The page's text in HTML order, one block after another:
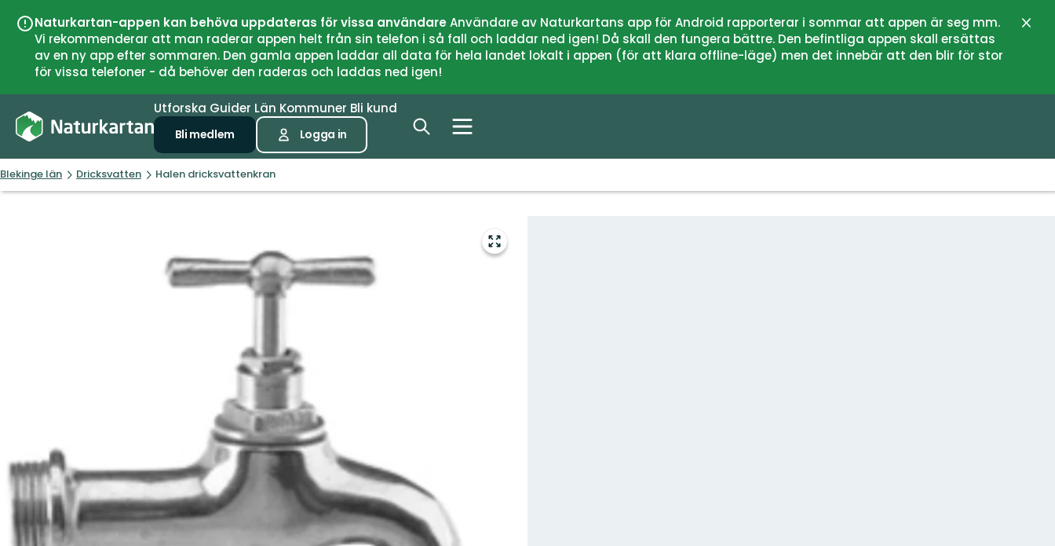
Naturkartan-appen kan behöva uppdateras för vissa användareAnvändare av Naturkartans app för Android rapporterar i sommar att appen är seg mm.
Vi rekommenderar att man raderar appen helt från sin telefon i så fall och laddar ned igen! Då skall den fungera bättre. Den befintliga appen skall ersättas
av en ny app efter sommaren. Den gamla appen laddar all data för hela landet lokalt i appen (för att klara offline-läge) men det innebär att den blir för stor
för vissa telefoner - då behöver den raderas och laddas ned igen!
Utforska Guider Län Kommuner Bli kund
Bli medlem Logga in
Blekinge län Dricksvatten Halen dricksvattenkran
Gå
till